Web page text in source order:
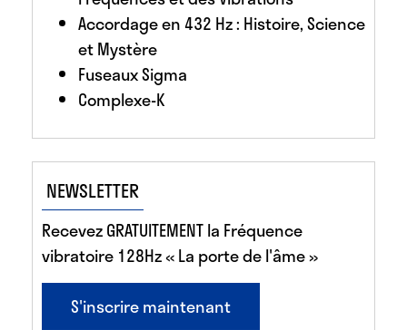
Accordage en 432 Hz : Histoire, Science
et Mystère
Fuseaux Sigma
Complexe-K
NEWSLETTER
Recevez GRATUITEMENT la Fréquence
vibratoire 128Hz « La porte de l'âme »
S'inscrire maintenant